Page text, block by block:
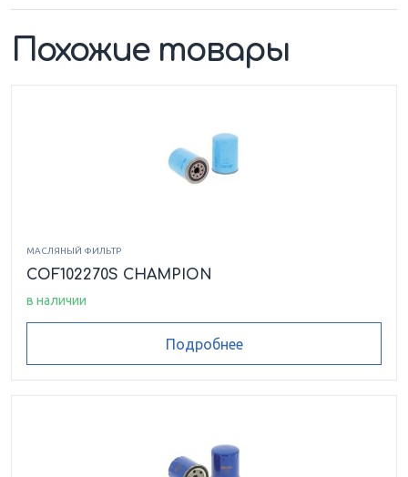
Похожие товары
МАСЛЯНЫЙ ФИЛЬТР
COF102270S CHAMPION
в наличии
Подробнее